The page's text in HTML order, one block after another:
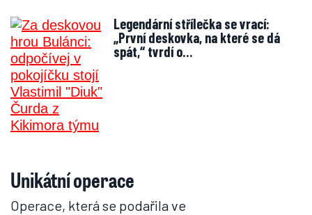
Legendární střílečka se vrací:
„První deskovka, na které se dá
spát,“ tvrdí o…
Unikátní operace
Operace, která se podařila ve